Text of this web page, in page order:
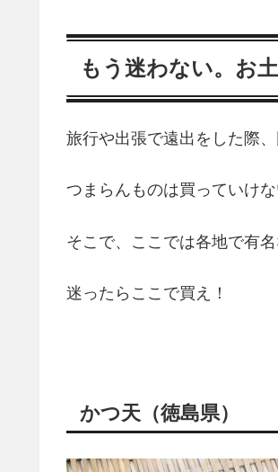
もう迷わない。お
旅行や出張で遠出をした際
つまらんものは買っていけ
そこで、ここでは各地で有
迷ったらここで買え！
かつ天（徳島県）